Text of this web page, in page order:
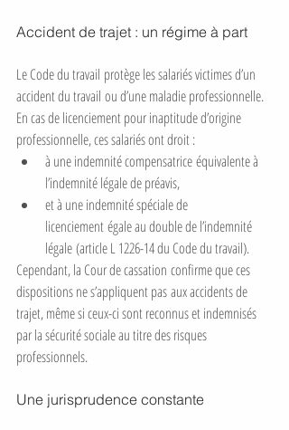
Accident de trajet : un régime à part
Le Code du travail protège les salariés victimes d’un
accident du travail ou d’une maladie professionnelle.
En cas de licenciement pour inaptitude d’origine
professionnelle, ces salariés ont droit :
à une indemnité compensatrice équivalente à
l’indemnité légale de préavis,
et à une indemnité spéciale de
licenciement égale au double de l’indemnité
légale (article L 1226-14 du Code du travail).
Cependant, la Cour de cassation confirme que ces
dispositions ne s’appliquent pas aux accidents de
trajet, même si ceux-ci sont reconnus et indemnisés
par la sécurité sociale au titre des risques
professionnels.
Une jurisprudence constante